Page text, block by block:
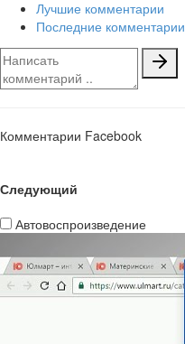
Лучшие комментарии
Последние комментарии
Комментарии Facebook
Следующий
Автовоспроизведение